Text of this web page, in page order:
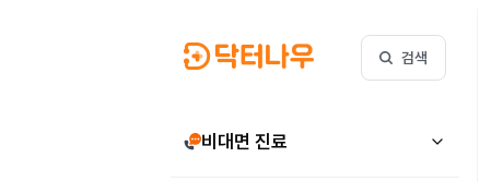
검색
비대면 진료